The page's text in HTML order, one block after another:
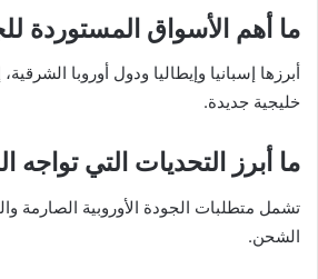
ما أهم الأسواق المستوردة
أبرزها إسبانيا وإيطاليا ودول أوروبا
خليجية جديدة.
ما أبرز التحديات التي تواجه
تشمل متطلبات الجودة الأوروبية الصارمة
الشحن.